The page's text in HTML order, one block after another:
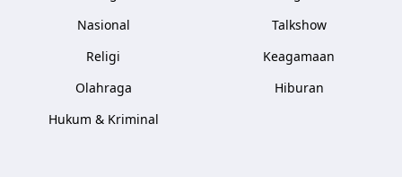
Nasional
Religi
Olahraga
Hukum & Kriminal
Talkshow
Keagamaan
Hiburan